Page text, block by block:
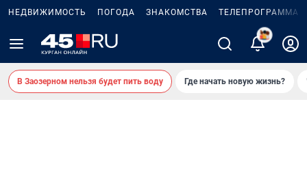
НЕДВИЖИМОСТЬ ПОГОДА ЗНАКОМСТВА ТЕЛЕПРОГРАММА
2
В Заозерном нельзя будет пить воду Где начать новую жизнь?